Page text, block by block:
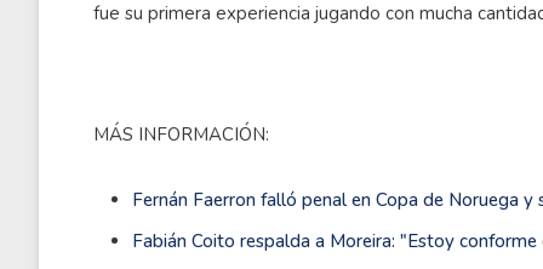
fue su primera experiencia jugando con mucha
MÁS INFORMACIÓN:
Fernán Faerron falló penal en Copa de Noruega y
Fabián Coito respalda a Moreira: "Estoy